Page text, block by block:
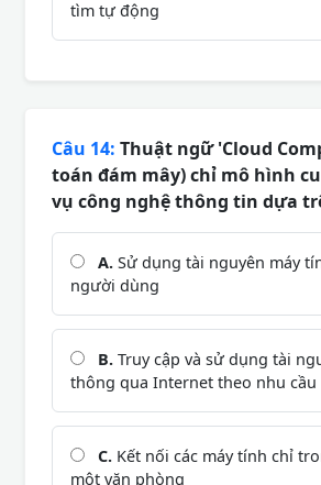
tìm tự động
Câu 14: Thuật ngữ 'Cloud
toán đám mây) chỉ mô hình
vụ công nghệ thông tin dựa
A. Sử dụng tài nguyên máy
người dùng
B. Truy cập và sử dụng tài
thông qua Internet theo nhu cầu
C. Kết nối các máy tính chỉ
một văn phòng